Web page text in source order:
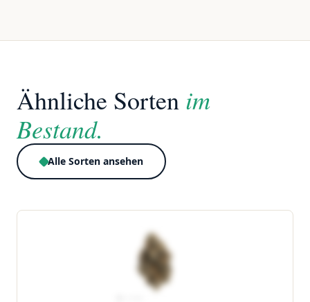
Ähnliche Sorten im
Bestand.
Alle Sorten ansehen